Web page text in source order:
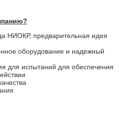
НИОКР, предварительная идея
оборудование и надежный
для испытаний для обеспечения